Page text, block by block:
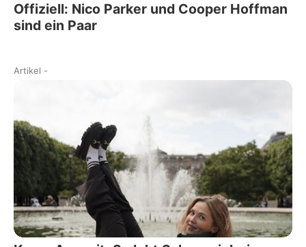
Offiziell: Nico Parker und Cooper Hoffman
sind ein Paar
Artikel -